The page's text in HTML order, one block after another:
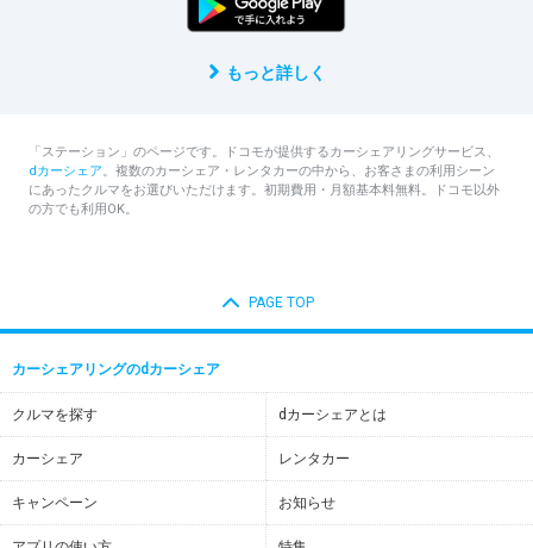
もっと詳しく
「ステーション」のページです。ドコモが提供するカーシェアリングサービス、
dカーシェア。複数のカーシェア・レンタカーの中から、お客さまの利用シーン
にあったクルマをお選びいただけます。初期費用・月額基本料無料。ドコモ以外
の方でも利用OK。
PAGE TOP
カーシェアリングのdカーシェア
クルマを探す dカーシェアとは
カーシェア レンタカー
キャンペーン お知らせ